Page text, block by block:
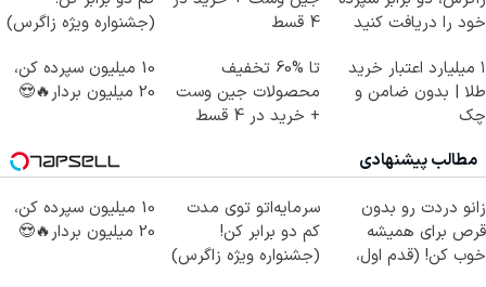
خود را دریافت کنید
4 قسط
(جشنواره ویژه زاگرس)
۱ میلیارد اعتبار خرید
طلا | بدون ضامن و
چک
تا %60 تخفیف
محصولات جین وست
+ خرید در 4 قسط
10 میلیون سپرده کن،
20 میلیون بردار🔥😍
مطالب پیشنهادی
زانو دردت رو بدون
قرص برای همیشه
خوب کن! (قدم اول،
سرمایه‌اتو توی مدت
کم دو برابر کن!
(جشنواره ویژه زاگرس)
10 میلیون سپرده کن،
20 میلیون بردار🔥😍